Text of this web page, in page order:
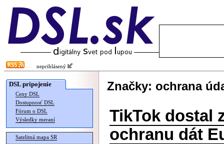
neprihlásený
DSL pripojenie
Ceny DSL
Dostupnosť DSL
Fórum o DSL
Výsledky meraní
Satelitná mapa SR
Značky: ochrana
TikTok dostal
ochranu dát